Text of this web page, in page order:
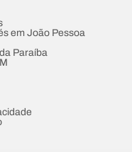
em João Pessoa
Paraíba